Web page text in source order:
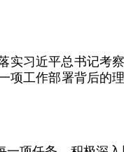
习近平总书记考
工作部署背后的